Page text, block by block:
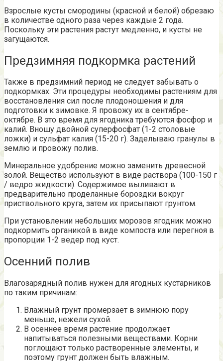
Взрослые кусты смородины (красной и белой) обрезаю
в количестве одного раза через каждые 2 года.
Поскольку эти растения растут медленно, и кусты не
загущаются.
Предзимняя подкормка растений
Также в предзимний период не следует забывать о
подкормках. Эти процедуры необходимы растениям для
восстановления сил после плодоношения и для
подготовки к зимовке. Я провожу их в сентябре-
октябре. В это время для ягодника требуются фосфор и
калий. Вношу двойной суперфосфат (1-2 столовые
ложки) и сульфат калия (15-20 г). Заделываю гранулы в
землю и провожу полив.
Минеральное удобрение можно заменить древесной
золой. Вещество используют в виде раствора (100-150 г
/ ведро жидкости). Содержимое выливают в
предварительно проделанные бороздки вокруг
приствольного круга, затем их присыпают грунтом.
При установлении небольших морозов ягодник можно
подкормить органикой в виде компоста или перегноя в
пропорции 1-2 ведер под куст.
Осенний полив
Влагозарядный полив нужен для ягодных кустарников
по таким причинам:
Влажный грунт промерзает в зимнюю пору
меньше, нежели сухой.
В осеннее время растение продолжает
напитываться полезными веществами. Корни
поглощают только растворенные элементы, и
поэтому грунт должен быть влажным.